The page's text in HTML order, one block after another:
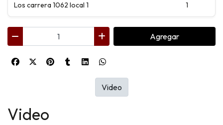
Los carrera 1062 local 1 1
Agregar
Video
Video